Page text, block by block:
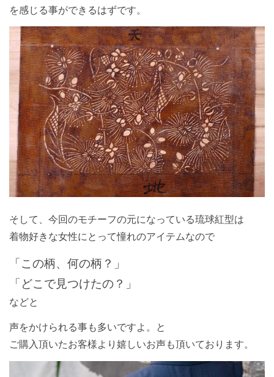
を感じる事ができるはずです。
そして、今回のモチーフの元になっている琉球紅型は
着物好きな女性にとって憧れのアイテムなので
「この柄、何の柄？」
「どこで見つけたの？」
などと
声をかけられる事も多いですよ。と
ご購入頂いたお客様より嬉しいお声も頂いております。